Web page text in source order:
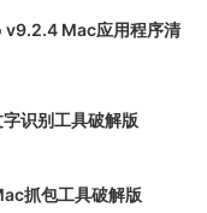
Mac应用程序清
识别工具破解版
抓包工具破解版